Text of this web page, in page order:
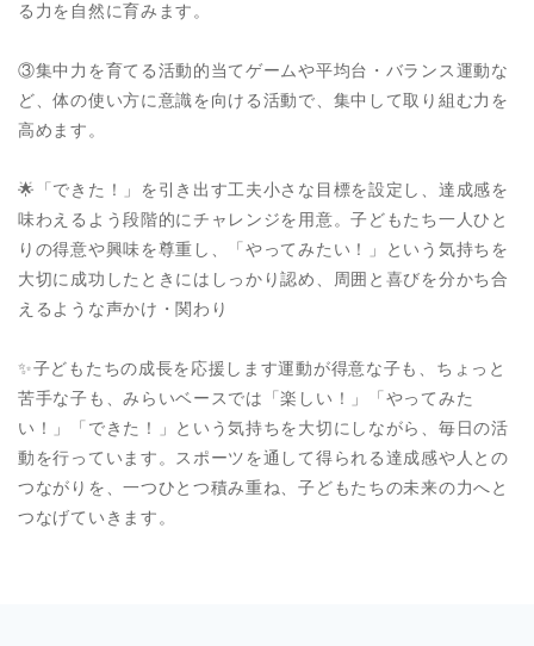
る力を自然に育みます。
③集中力を育てる活動的当てゲームや平均台・バランス運動な
ど、体の使い方に意識を向ける活動で、集中して取り組む力を
高めます。
🌟「できた！」を引き出す工夫小さな目標を設定し、達成感を
味わえるよう段階的にチャレンジを用意。子どもたち一人ひと
りの得意や興味を尊重し、「やってみたい！」という気持ちを
大切に成功したときにはしっかり認め、周囲と喜びを分かち合
えるような声かけ・関わり
✨子どもたちの成長を応援します運動が得意な子も、ちょっと
苦手な子も、みらいベースでは「楽しい！」「やってみた
い！」「できた！」という気持ちを大切にしながら、毎日の活
動を行っています。スポーツを通して得られる達成感や人との
つながりを、一つひとつ積み重ね、子どもたちの未来の力へと
つなげていきます。